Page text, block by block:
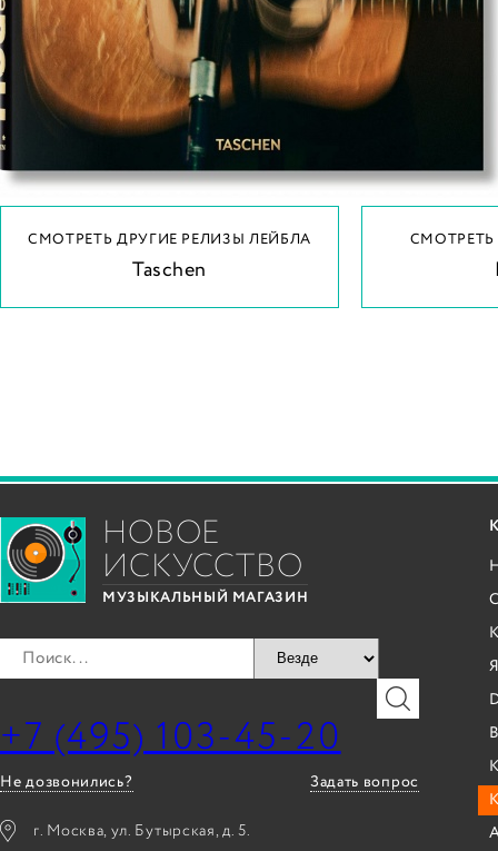
СМОТРЕТЬ ДРУГИЕ РЕЛИЗЫ ЛЕЙБЛА
Taschen
НОВОЕ
ИСКУССТВО
МУЗЫКАЛЬНЫЙ МАГАЗИН
+7 (495) 103-45-20
Не дозвонились? Задать вопрос
г. Москва, ул. Бутырская, д. 5.